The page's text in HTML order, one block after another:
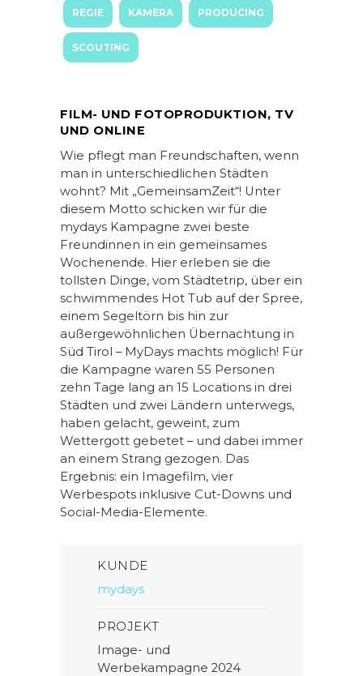
REGIE KAMERA PRODUCING
SCOUTING
FILM- UND FOTOPRODUKTION, TV
UND ONLINE
Wie pflegt man Freundschaften, wenn
man in unterschiedlichen Städten
wohnt? Mit „GemeinsamZeit“! Unter
diesem Motto schicken wir für die
mydays Kampagne zwei beste
Freundinnen in ein gemeinsames
Wochenende. Hier erleben sie die
tollsten Dinge, vom Städtetrip, über ein
schwimmendes Hot Tub auf der Spree,
einem Segeltörn bis hin zur
außergewöhnlichen Übernachtung in
Süd Tirol – MyDays machts möglich! Für
die Kampagne waren 55 Personen
zehn Tage lang an 15 Locations in drei
Städten und zwei Ländern unterwegs,
haben gelacht, geweint, zum
Wettergott gebetet – und dabei immer
an einem Strang gezogen. Das
Ergebnis: ein Imagefilm, vier
Werbespots inklusive Cut-Downs und
Social-Media-Elemente.
KUNDE
mydays
PROJEKT
Image- und
Werbekampagne 2024